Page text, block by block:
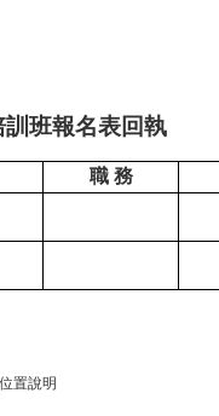
訓班報名表回執
職 務
置說明